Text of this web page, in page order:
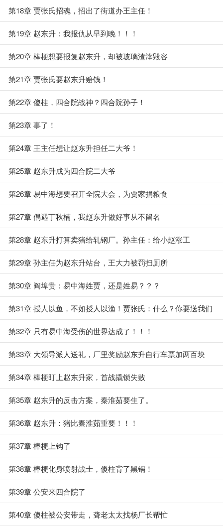
第18章 贾张氏招魂，招出了街道办王主任！
第19章 赵东升：我报仇从早到晚！！！
第20章 棒梗想要报复赵东升，却被玻璃渣滓毁容
第21章 贾张氏要赵东升赔钱！
第22章 傻柱，四合院战神？四合院孙子！
第23章 事了！
第24章 王主任想让赵东升担任二大爷！
第25章 赵东升成为四合院二大爷
第26章 易中海想要召开全院大会，为贾家捐粮食
第27章 偶遇丁秋楠，我赵东升做好事从不留名
第28章 赵东升打算卖猪给轧钢厂。孙主任：给小赵涨工
资！！！
第29章 孙主任为赵东升站台，王大力被罚扫厕所
第30章 阎埠贵：易中海姓贾，还是姓易？？？
第31章 授人以鱼，不如授人以渔！贾张氏：什么？你要送我们
鱼！
第32章 只有易中海受伤的世界达成了！！！
第33章 大领导派人送礼，厂里奖励赵东升自行车票加两百块
第34章 棒梗盯上赵东升家，首战撬锁失败
第35章 赵东升的反击方案，秦淮茹要生了。
第36章 赵东升：猪比秦淮茹重要！！！
第37章 棒梗上钩了
第38章 棒梗化身喷射战士，傻柱背了黑锅！
第39章 公安来四合院了
第40章 傻柱被公安带走，聋老太太找杨厂长帮忙